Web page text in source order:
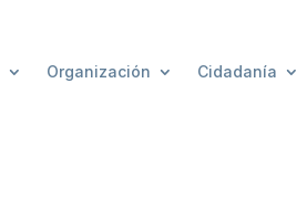
Organización Cidadanía